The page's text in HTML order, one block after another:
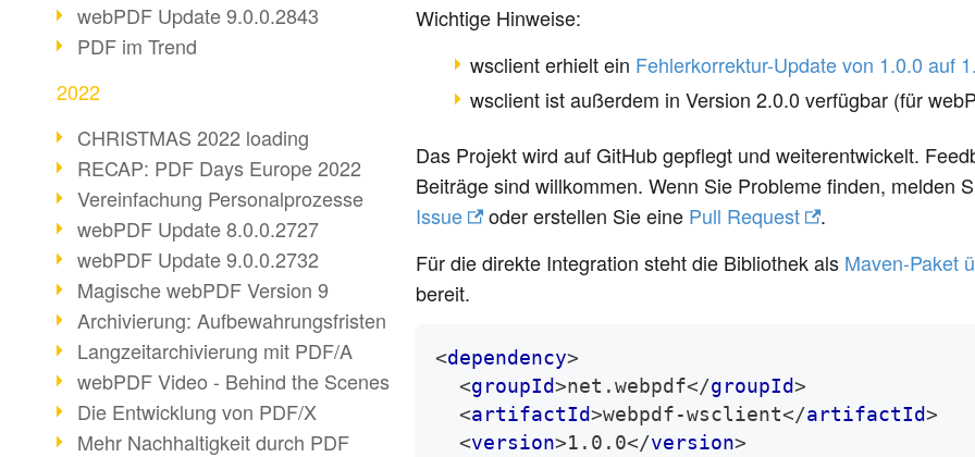
webPDF Update 9.0.0.2843
PDF im Trend
2022
CHRISTMAS 2022 loading
RECAP: PDF Days Europe 2022
Vereinfachung Personalprozesse
webPDF Update 8.0.0.2727
webPDF Update 9.0.0.2732
Magische webPDF Version 9
Archivierung: Aufbewahrungsfristen
Langzeitarchivierung mit PDF/A
webPDF Video - Behind the Scenes
Die Entwicklung von PDF/X
Mehr Nachhaltigkeit durch PDF
Wichtige Hinweise:
wsclient erhielt ein Fehlerkorrektur-Update von 1.0.0 auf
wsclient ist außerdem in Version 2.0.0 verfügbar (für
Das Projekt wird auf GitHub gepflegt und weiterentwickelt.
Beiträge sind willkommen. Wenn Sie Probleme finden, melden
Issue
oder erstellen Sie eine Pull Request
.
Für die direkte Integration steht die Bibliothek als Maven-Paket
bereit.
<dependency>
<groupId>net.webpdf</groupId>
<artifactId>webpdf-wsclient</artifactId>
<version>1.0.0</version>